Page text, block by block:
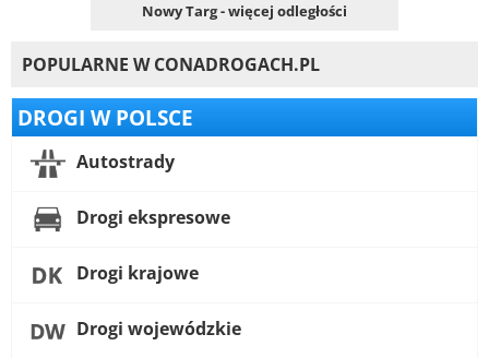
Nowy Targ - więcej odległości
POPULARNE W CONADROGACH.PL
DROGI W POLSCE
Autostrady
Drogi ekspresowe
Drogi krajowe
Drogi wojewódzkie